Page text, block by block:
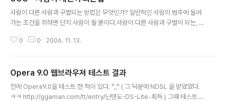
사람이 다른 사람과 구별되는 방법은 무엇인가? 일반적인 사람의 범주에 들어
가는 조건을 취하면 단지 사람이 될 뿐이다.사람이 다른 사람과 구별이 되는, 즉
야 한다.요즘에 인터넷에서 UCC 이야기가 참 많이 나온다. web2.0 이 나온
9E%91%EB%AC%BC 손수제작물이란 사용자가 만든 제작물을 가리킨다.
손수제작물이라는 용어는 UCC(User Created Contents)를 국립국어원에
서 순화한 용어이다. 위키백과 또한 사용자가 만들어 가는 제작물이므..
0 0 2006. 11. 13.
Opera 9.0 웹브라우져 테스트 결과
전에 Opera9.0을 테스트 한 적이 있다. ^_^ ( 그 덕분에 NDSL 을 받았었다.
ㅋㅋ http://ggaman.com/tt/entry/닌텐도-DS-Lite-획득 ) 그때 테스트 결